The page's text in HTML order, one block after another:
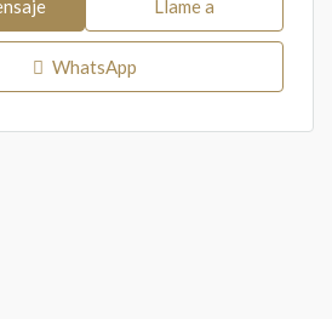
Llame a
WhatsApp